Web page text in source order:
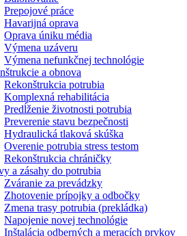
Prepojové práce
Havarijná oprava
Oprava úniku média
Výmena uzáveru
Výmena nefunkčnej technológie
a obnova
Rekonštrukcia potrubia
Komplexná rehabilitácia
Predĺženie životnosti potrubia
Preverenie stavu bezpečnosti
Hydraulická tlaková skúška
Overenie potrubia stress testom
Rekonštrukcia chráničky
a zásahy do potrubia
Zváranie za prevádzky
Zhotovenie prípojky a odbočky
Zmena trasy potrubia (prekládka)
Napojenie novej technológie
Inštalácia odberných a meracích prvkov